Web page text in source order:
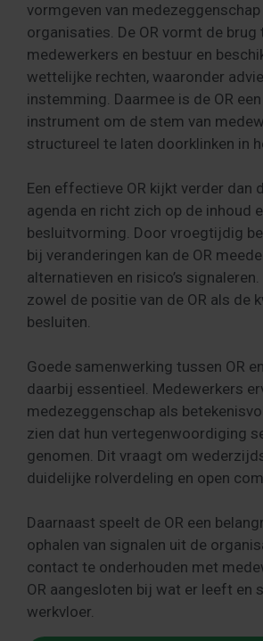
vormgeven van medezeggenschap
organisaties. De OR vormt de brug
medewerkers en bestuur en
wettelijke rechten, waaronder
instemming. Daarmee is de OR
instrument om de stem van
structureel te laten doorklinken in
Een effectieve OR kijkt verder dan
agenda en richt zich op de inhoud
besluitvorming. Door vroegtijdig
bij veranderingen kan de OR
alternatieven en risico’s
zowel de positie van de OR als de
besluiten.
Goede samenwerking tussen OR
daarbij essentieel. Medewerkers
medezeggenschap als
zien dat hun vertegenwoordiging
genomen. Dit vraagt om
duidelijke rolverdeling en open
Daarnaast speelt de OR een
ophalen van signalen uit de
contact te onderhouden met
OR aangesloten bij wat er leeft en
werkvloer.